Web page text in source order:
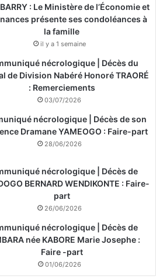
: Le Ministère de l’Économie et
présente ses condoléances à
la famille
il y a 1 semaine
nécrologique | Décès du
de Division Nabéré Honoré TRAORÉ
: Remerciements
03/07/2026
nécrologique | Décès de son
Dramane YAMEOGO : Faire-part
28/06/2026
nécrologique | Décès de
BERNARD WENDIKONTE : Faire-
part
26/06/2026
nécrologique | Décès de
née KABORE Marie Josephe :
Faire -part
01/06/2026